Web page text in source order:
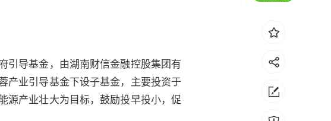
引导基金，由湖南财信金融控股集团有
产业引导基金下设子基金，主要投资于
源产业壮大为目标，鼓励投早投小，促